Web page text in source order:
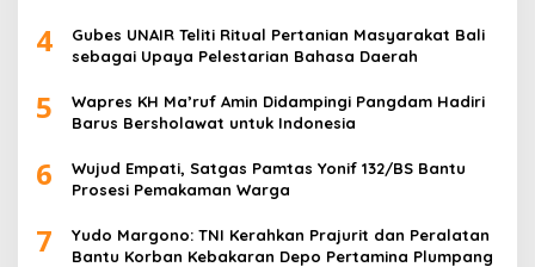
4
Gubes UNAIR Teliti Ritual Pertanian Masyarakat Bali
sebagai Upaya Pelestarian Bahasa Daerah
5
Wapres KH Ma’ruf Amin Didampingi Pangdam Hadiri
Barus Bersholawat untuk Indonesia
6
Wujud Empati, Satgas Pamtas Yonif 132/BS Bantu
Prosesi Pemakaman Warga
7
Yudo Margono: TNI Kerahkan Prajurit dan Peralatan
Bantu Korban Kebakaran Depo Pertamina Plumpang